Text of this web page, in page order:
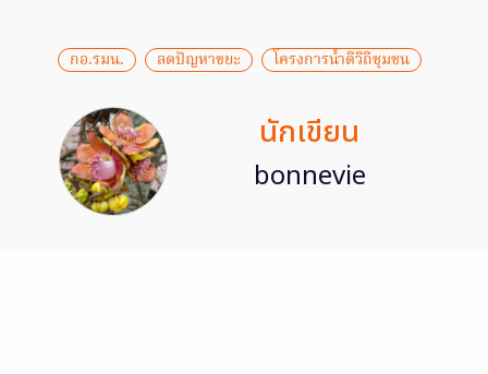
กอ.รมน. ลดปัญหาขยะ โครงการน้ำดีวิถีชุมชน
นักเขียน
bonnevie